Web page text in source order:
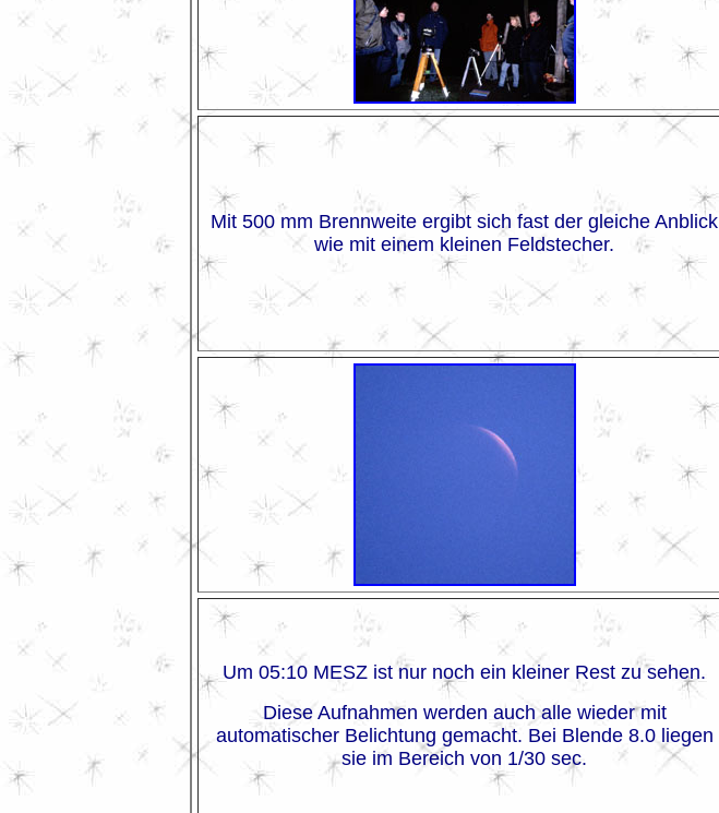
Mit 500 mm Brennweite ergibt sich fast der gleiche Anblick
wie mit einem kleinen Feldstecher.
Um 05:10 MESZ ist nur noch ein kleiner Rest zu sehen.
Diese Aufnahmen werden auch alle wieder mit
automatischer Belichtung gemacht. Bei Blende 8.0 liegen
sie im Bereich von 1/30 sec.